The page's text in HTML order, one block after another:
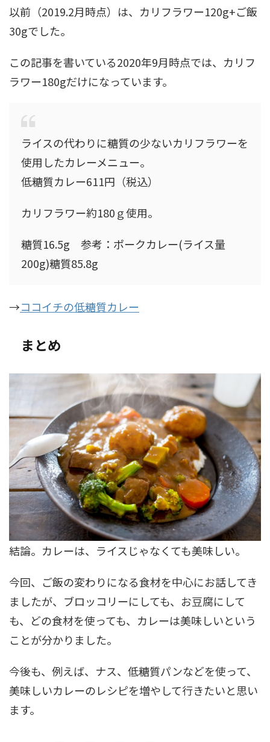
以前（2019.2月時点）は、カリフラワー120g+ご飯
30gでした。
この記事を書いている2020年9月時点では、カリフ
ラワー180gだけになっています。
ライスの代わりに糖質の少ないカリフラワーを
使用したカレーメニュー。
低糖質カレー611円（税込）
カリフラワー約180ｇ使用。
糖質16.5g 参考：ポークカレー(ライス量
200g)糖質85.8g
→ココイチの低糖質カレー
まとめ
結論。カレーは、ライスじゃなくても美味しい。
今回、ご飯の変わりになる食材を中心にお話してき
ましたが、ブロッコリーにしても、お豆腐にして
も、どの食材を使っても、カレーは美味しいという
ことが分かりました。
今後も、例えば、ナス、低糖質パンなどを使って、
美味しいカレーのレシピを増やして行きたいと思い
ます。